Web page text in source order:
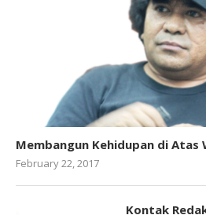
Membangun Kehidupan di Atas
February 22, 2017
Kontak